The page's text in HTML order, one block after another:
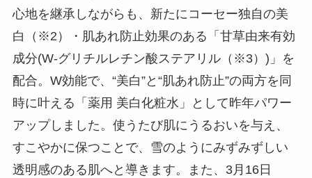
心地を継承しながらも、新たにコーセー独自の美
白（※2）・肌あれ防止効果のある「甘草由来有効
成分(W-グリチルレチン酸ステアリル（※3）)」を
配合。W効能で、“美白”と“肌あれ防止”の両方を同
時に叶える「薬用 美白化粧水」として昨年パワー
アップしました。使うたび肌にうるおいを与え、
すこやかに保つことで、雪のようにみずみずしい
透明感のある肌へと導きます。また、3月16日